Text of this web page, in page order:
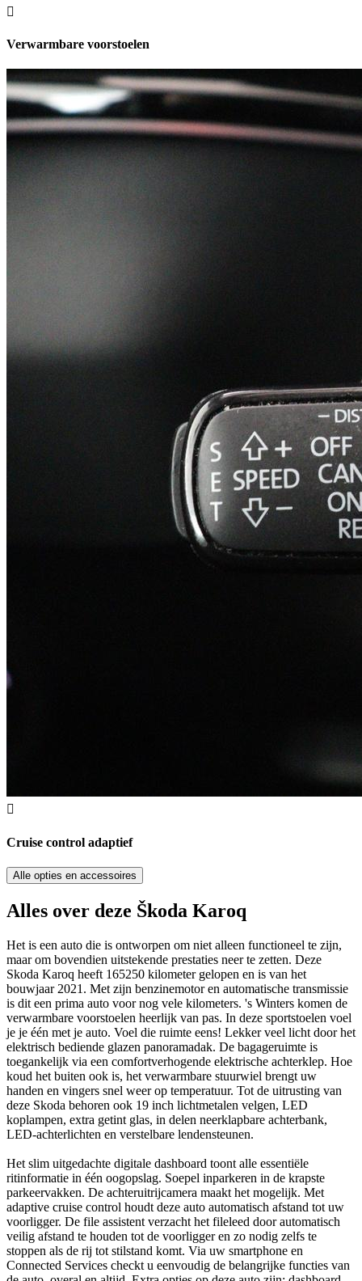
Verwarmbare voorstoelen
Cruise control adaptief
Alle opties en accessoires
Alles over deze Škoda Karoq
Het is een auto die is ontworpen om niet alleen functioneel te zijn,
maar om bovendien uitstekende prestaties neer te zetten. Deze
Skoda Karoq heeft 165250 kilometer gelopen en is van het
bouwjaar 2021. Met zijn benzinemotor en automatische transmissie
is dit een prima auto voor nog vele kilometers. 's Winters komen de
verwarmbare voorstoelen heerlijk van pas. In deze sportstoelen voel
je je één met je auto. Voel die ruimte eens! Lekker veel licht door het
elektrisch bediende glazen panoramadak. De bagageruimte is
toegankelijk via een comfortverhogende elektrische achterklep. Hoe
koud het buiten ook is, het verwarmbare stuurwiel brengt uw
handen en vingers snel weer op temperatuur. Tot de uitrusting van
deze Skoda behoren ook 19 inch lichtmetalen velgen, LED
koplampen, extra getint glas, in delen neerklapbare achterbank,
LED-achterlichten en verstelbare lendensteunen.
Het slim uitgedachte digitale dashboard toont alle essentiële
ritinformatie in één oogopslag. Soepel inparkeren in de krapste
parkeervakken. De achteruitrijcamera maakt het mogelijk. Met
adaptive cruise control houdt deze auto automatisch afstand tot uw
voorligger. De file assistent verzacht het fileleed door automatisch
veilig afstand te houden tot de voorligger en zo nodig zelfs te
stoppen als de rij tot stilstand komt. Via uw smartphone en
Connected Services checkt u eenvoudig de belangrijke functies van